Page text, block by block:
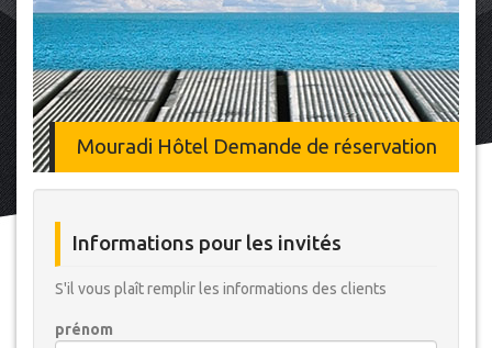
Mouradi Hôtel Demande de réservation
Informations pour les invités
S'il vous plaît remplir les informations des clients
prénom